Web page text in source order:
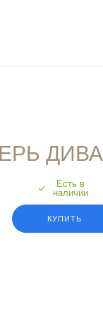
Есть в
наличии
КУПИТЬ